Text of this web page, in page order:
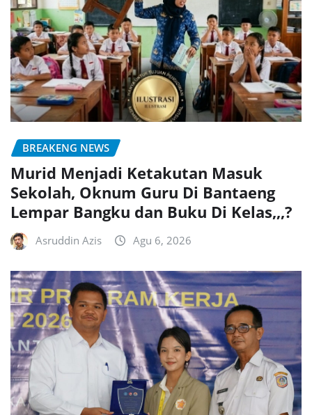
BREAKENG NEWS
Murid Menjadi Ketakutan Masuk
Sekolah, Oknum Guru Di Bantaeng
Lempar Bangku dan Buku Di Kelas,,,?
Asruddin Azis Agu 6, 2026